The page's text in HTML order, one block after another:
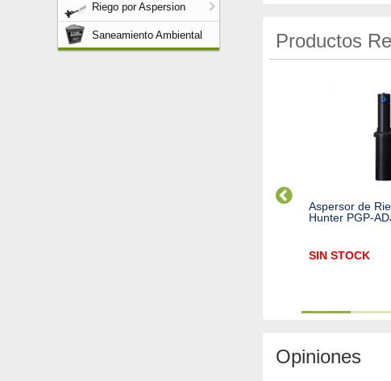
Riego por Aspersion
Saneamiento Ambiental Productos
Aspersor de
Hunter PGP-
SIN STOCK
Opiniones